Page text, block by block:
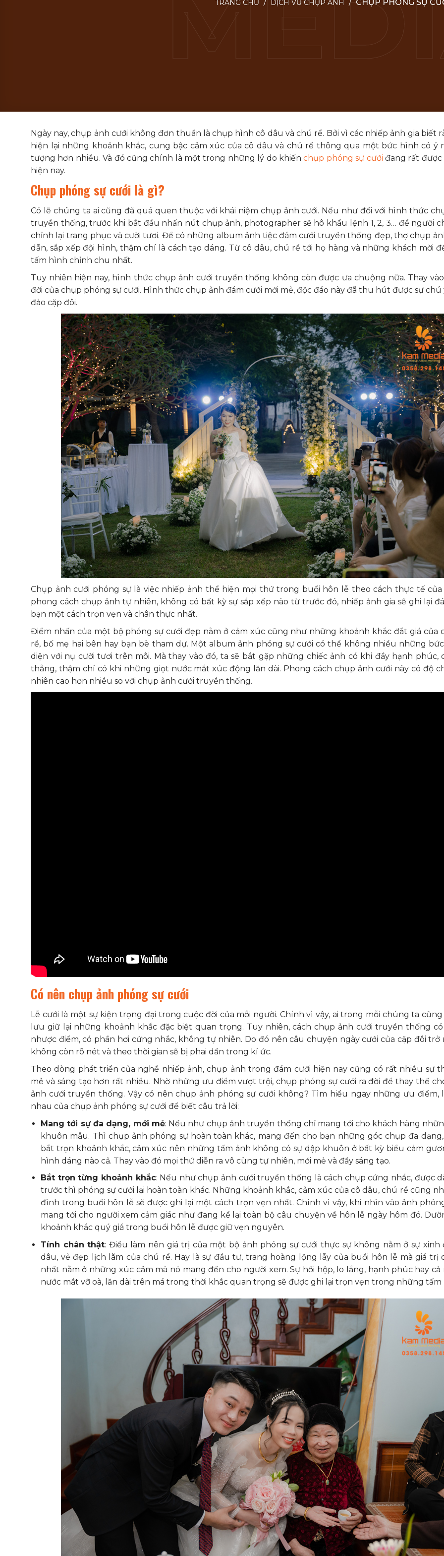
TRANG CHỦ / DỊCH VỤ CHỤP ẢNH / CHỤP PHÓNG SỰ
Ngày nay, chụp ảnh cưới không đơn thuần là chụp hình cô dâu và chú rể. Bởi vì các nhiếp ảnh gia biết
hiện lại những khoảnh khắc, cung bậc cảm xúc của cô dâu và chú rể thông qua một bức hình có ý
tượng hơn nhiều. Và đó cũng chính là một trong những lý do khiếnchụp phóng sự cưới đang rất được
hiện nay.
Chụp phóng sự cưới là gì?
Có lẽ chúng ta ai cũng đã quá quen thuộc với khái niệm chụp ảnh cưới. Nếu như đối với hình thức
truyền thống, trước khi bắt đầu nhấn nút chụp ảnh, photographer sẽ hô khẩu lệnh 1, 2, 3… để người
chỉnh lại trang phục và cười tươi. Để có những album ảnh tiệc đám cưới truyền thống đẹp, thợ chụp
dẫn, sắp xếp đội hình, thậm chí là cách tạo dáng. Từ cô dâu, chú rể tới họ hàng và những khách mời
tấm hình chỉnh chu nhất.
Tuy nhiên hiện nay, hình thức chụp ảnh cưới truyền thống không còn được ưa chuộng nữa. Thay
đời của chụp phóng sự cưới. Hình thức chụp ảnh đám cưới mới mẻ, độc đáo này đã thu hút được sự chú
đảo cặp đôi.
Chụp ảnh cưới phóng sự là việc nhiếp ảnh thể hiện mọi thứ trong buổi hôn lễ theo cách thực tế của
phong cách chụp ảnh tự nhiên, không có bất kỳ sự sắp xếp nào từ trước đó, nhiếp ảnh gia sẽ ghi lại
bạn một cách trọn vẹn và chân thực nhất.
Điểm nhấn của một bộ phóng sự cưới đẹp nằm ở cảm xúc cũng như những khoảnh khắc đắt giá của
rể, bố mẹ hai bên hay bạn bè tham dự. Một album ảnh phóng sự cưới có thể không nhiều những
diện với nụ cười tươi trên môi. Mà thay vào đó, ta sẽ bắt gặp những chiếc ảnh có khi đầy hạnh phúc,
thẳng, thậm chí có khi những giọt nước mắt xúc động lăn dài. Phong cách chụp ảnh cưới này có độ
nhiên cao hơn nhiều so với chụp ảnh cưới truyền thống.
Có nên chụp ảnh phóng sự cưới
Lễ cưới là một sự kiện trọng đại trong cuộc đời của mỗi người. Chính vì vậy, ai trong mỗi chúng ta
lưu giữ lại những khoảnh khắc đặc biệt quan trọng. Tuy nhiên, cách chụp ảnh cưới truyền thống
nhược điểm, có phần hơi cứng nhắc, không tự nhiên. Do đó nên câu chuyện ngày cưới của cặp đôi trở
không còn rõ nét và theo thời gian sẽ bị phai dần trong kí ức.
Theo dòng phát triển của nghề nhiếp ảnh, chụp ảnh trong đám cưới hiện nay cũng có rất nhiều sự
mẻ và sáng tạo hơn rất nhiều. Nhờ những ưu điểm vượt trội, chụp phóng sự cưới ra đời để thay thế
ảnh cưới truyền thống. Vậy có nên chụp ảnh phóng sự cưới không? Tìm hiểu ngay những ưu điểm,
nhau của chụp ảnh phóng sự cưới để biết câu trả lời:
Mang tới sự đa dạng, mới mẻ: Nếu như chụp ảnh truyền thống chỉ mang tới cho khách hàng
khuôn mẫu. Thì chụp ảnh phóng sự hoàn toàn khác, mang đến cho bạn những góc chụp đa dạng,
bắt trọn khoảnh khắc, cảm xúc nên những tấm ảnh không có sự dập khuôn ở bất kỳ biểu cảm
hình dáng nào cả. Thay vào đó mọi thứ diễn ra vô cùng tự nhiên, mới mẻ và đầy sáng tạo.
Bắt trọn từng khoảnh khắc: Nếu như chụp ảnh cưới truyền thống là cách chụp cứng nhắc, được
trước thì phóng sự cưới lại hoàn toàn khác. Những khoảnh khắc, cảm xúc của cô dâu, chú rể cũng
đình trong buổi hôn lễ sẽ được ghi lại một cách trọn vẹn nhất. Chính vì vậy, khi nhìn vào ảnh
mang tới cho người xem cảm giác như đang kể lại toàn bộ câu chuyện về hôn lễ ngày hôm đó.
khoảnh khắc quý giá trong buổi hôn lễ được giữ vẹn nguyên.
Tính chân thật: Điều làm nên giá trị của một bộ ảnh phóng sự cưới thực sự không nằm ở sự xinh
dâu, vẻ đẹp lịch lãm của chú rể. Hay là sự đầu tư, trang hoàng lộng lẫy của buổi hôn lễ mà giá trị
nhất nằm ở những xúc cảm mà nó mang đến cho người xem. Sự hồi hộp, lo lắng, hạnh phúc hay
nước mắt vỡ oà, lăn dài trên má trong thời khắc quan trọng sẽ được ghi lại trọn vẹn trong những tấm